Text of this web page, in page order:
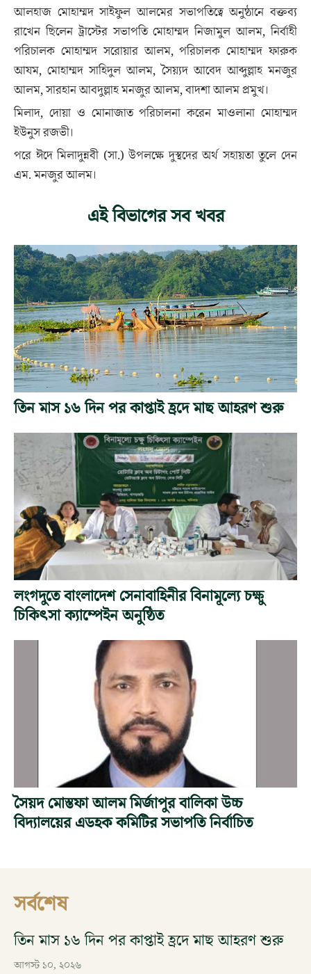
আলহাজ মোহাম্মদ সাইফুল আলমের সভাপতিত্বে অনুষ্ঠানে বক্তব্য
রাখেন ছিলেন ট্রাস্টের সভাপতি মোহাম্মদ নিজামুল আলম, নির্বাহী
পরিচালক মোহাম্মদ সরোয়ার আলম, পরিচালক মোহাম্মদ ফারুক
আযম, মোহাম্মদ সাহিদুল আলম, সৈয়্যদ আবেদ আব্দুল্লাহ মনজুর
আলম, সারহান আবদুল্লাহ মনজুর আলম, বাদশা আলম প্রমুখ।
মিলাদ, দোয়া ও মোনাজাত পরিচালনা করেন মাওলানা মোহাম্মদ
ইউনুস রজভী।
পরে ঈদে মিলাদুন্নবী (সা.) উপলক্ষে দুস্থদের অর্থ সহায়তা তুলে দেন
এম. মনজুর আলম।
এই বিভাগের সব খবর
তিন মাস ১৬ দিন পর কাপ্তাই হ্রদে মাছ আহরণ শুরু
লংগদুতে বাংলাদেশ সেনাবাহিনীর বিনামূল্যে চক্ষু
চিকিৎসা ক্যাম্পেইন অনুষ্ঠিত
সৈয়দ মোস্তফা আলম মির্জাপুর বালিকা উচ্চ
বিদ্যালয়ের এডহক কমিটির সভাপতি নির্বাচিত
সর্বশেষ
তিন মাস ১৬ দিন পর কাপ্তাই হ্রদে মাছ আহরণ শুরু
আগস্ট ১০, ২০২৬